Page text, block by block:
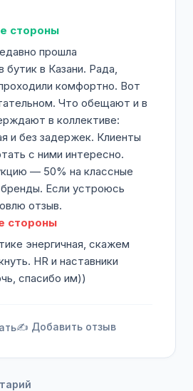
стороны
прошла
бутик в Казани. Рада,
комфортно. Вот
Что обещают и в
в коллективе:
и без задержек. Клиенты
с ними интересно.
— 50% на классные
Если устроюсь
отзыв.
стороны
энергичная, скажем
HR и наставники
спасибо им))
✍️ Добавить отзыв